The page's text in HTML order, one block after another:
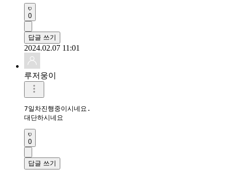
0
답글 쓰기
2024.02.07 11:01
루저웅이
7일차진행중이시네요.
대단하시네요
0
답글 쓰기